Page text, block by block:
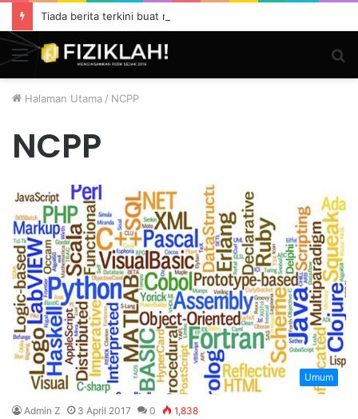
Tiada berita terkini buat masa ini.
Menu
Halaman Utama / NCPP
NCPP
Umum
Admin Z 3 April 2017 0 1,838